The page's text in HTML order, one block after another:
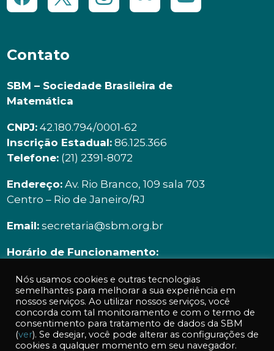
Contato
SBM – Sociedade Brasileira de
Matemática
CNPJ: 42.180.794/0001-62
Inscrição Estadual: 86.125.366
Telefone: (21) 2391-8072
Endereço: Av. Rio Branco, 109 sala 703
Centro – Rio de Janeiro/RJ
Email: secretaria@sbm.org.br
Horário de Funcionamento:
Nós usamos cookies e outras tecnologias
semelhantes para melhorar a sua experiência em
nossos serviços. Ao utilizar nossos serviços, você
concorda com tal monitoramento e com o termo de
consentimento para tratamento de dados da SBM
(ver). Se desejar, você pode alterar as configurações de
cookies a qualquer momento em seu navegador.